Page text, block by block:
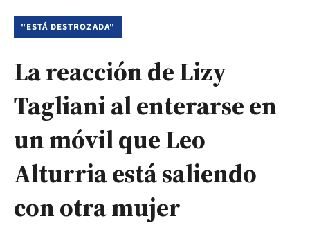
"ESTÁ DESTROZADA"
La reacción de Lizy
Tagliani al enterarse en
un móvil que Leo
Alturria está saliendo
con otra mujer